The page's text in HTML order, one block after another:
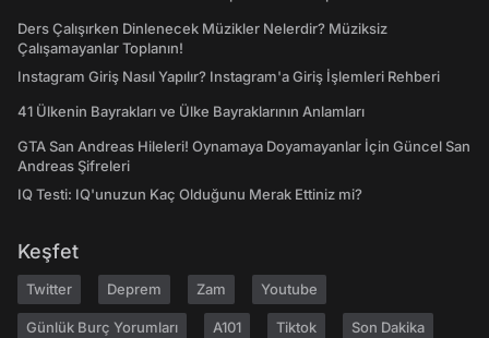
Ders Çalışırken Dinlenecek Müzikler Nelerdir? Müziksiz
Çalışamayanlar Toplanın!
Instagram Giriş Nasıl Yapılır? Instagram'a Giriş İşlemleri Rehberi
41 Ülkenin Bayrakları ve Ülke Bayraklarının Anlamları
GTA San Andreas Hileleri! Oynamaya Doyamayanlar İçin Güncel San
Andreas Şifreleri
IQ Testi: IQ'unuzun Kaç Olduğunu Merak Ettiniz mi?
Keşfet
Twitter Deprem Zam Youtube
Günlük Burç Yorumları A101 Tiktok Son Dakika